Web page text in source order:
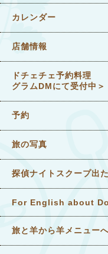
カレンダー
店舗情報
ドチェチェ予約料
グラムDMにて受付中＞
予約
旅の写真
探偵ナイトスクープ出
For English about
旅と羊から羊メニュー